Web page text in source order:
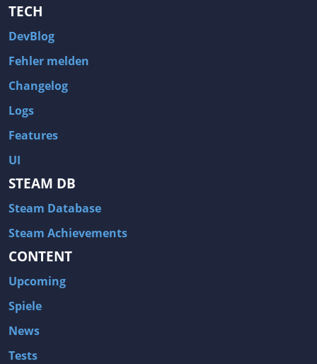
TECH
DevBlog
Fehler melden
Changelog
Logs
Features
UI
STEAM DB
Steam Database
Steam Achievements
CONTENT
Upcoming
Spiele
News
Tests